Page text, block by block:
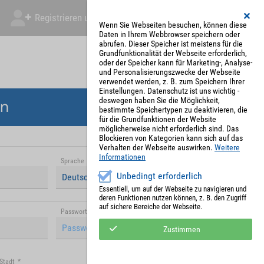
Registrieren und Angebot abgeben Mein Account
Sprache
Deutsch (Deutschland)
Passwort (Wiederholung) *
Stadt *
Wenn Sie Webseiten besuchen, können diese
Daten in Ihrem Webbrowser speichern oder
abrufen. Dieser Speicher ist meistens für die
Grundfunktionalität der Webseite erforderlich,
oder der Speicher kann für Marketing-, Analyse-
und Personalisierungszwecke der Webseite
verwendet werden, z. B. zum Speichern Ihrer
Einstellungen. Datenschutz ist uns wichtig -
deswegen haben Sie die Möglichkeit,
bestimmte Speichertypen zu deaktivieren, die
für die Grundfunktionen der Website
möglicherweise nicht erforderlich sind. Das
Blockieren von Kategorien kann sich auf das
Verhalten der Webseite auswirken. Weitere
Informationen
Unbedingt erforderlich
Essentiell, um auf der Webseite zu navigieren und
deren Funktionen nutzen können, z. B. den Zugriff
auf sichere Bereiche der Webseite.
Zustimmen